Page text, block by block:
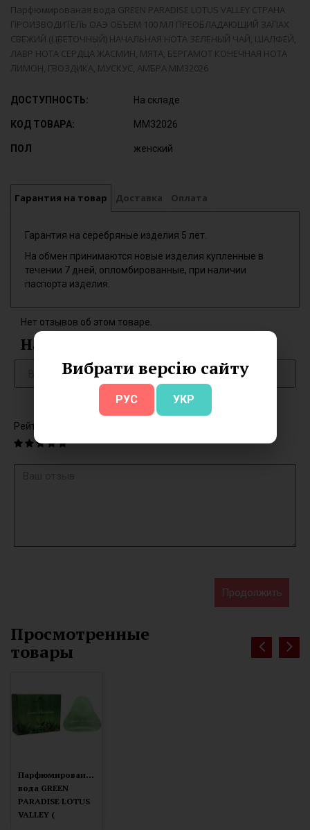
Вибрати версію сайту
РУС УКР
Парфюмированая вода GREEN PARADISE LOTUS VALLEY СТРАНА
ПРОИЗВОДИТЕЛЬ ОАЭ ОБЪЕМ 100 МЛ ПРЕОБЛАДАЮЩИЙ ЗАПАХ
СВЕЖИЙ (ЦВЕТОЧНЫЙ) НАЧАЛЬНАЯ НОТА ЗЕЛЕНЫЙ ЧАЙ, ШАЛФЕЙ,
ЛАВР НОТА СЕРДЦА ЖАСМИН, МЯТА, БЕРГАМОТ КОНЕЧНАЯ НОТА
ЛИМОН, ГВОЗДИКА, МУСКУС, АМБРА MM32026
ДОСТУПНОСТЬ: На складе
КОД ТОВАРА: MM32026
ПОЛ женский
Гарантия на товар Доставка Оплата
Гарантия на серебряные изделия 5 лет.
На обмен принимаются новые изделия купленные в
течении 7 дней, опломбированные, при наличии
паспорта изделия.
Нет отзывов об этом товаре.
Написать отзыв
Рейтинг
Продолжить
Просмотренные
товары
П
арфюмированая
вода GREEN
PARADISE LOTUS
VALLEY (